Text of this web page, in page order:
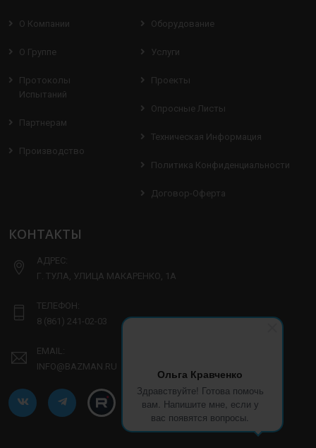
Ольга Кравченко
Здравствуйте! Готова помочь
вам. Напишите мне, если у
вас появятся вопросы.
О Компании
О Группе
Протоколы
Испытаний
Партнерам
Производство
Оборудование
Услуги
Проекты
Опросные Листы
Техническая Информация
Политика Конфиденциальности
Договор-Оферта
КОНТАКТЫ
АДРЕС:
Г. ТУЛА, УЛИЦА МАКАРЕНКО, 1А
ТЕЛЕФОН:
8 (861) 241-02-03
EMAIL:
INFO@BAZMAN.RU